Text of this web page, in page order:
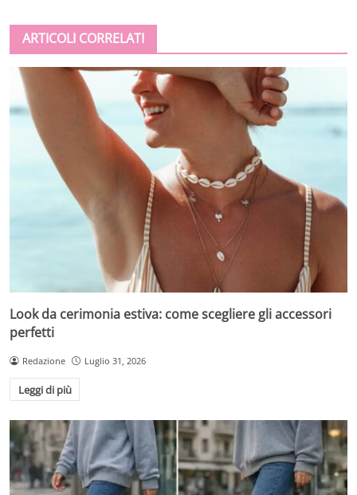
ARTICOLI CORRELATI
Look da cerimonia estiva: come scegliere gli accessori
perfetti
Redazione Luglio 31, 2026
Leggi di più